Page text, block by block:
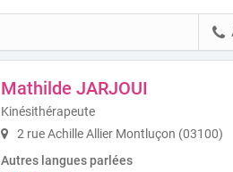
Mathilde JARJOUI
Kinésithérapeute
2 rue Achille Allier Montluçon (03100)
Autres langues parlées